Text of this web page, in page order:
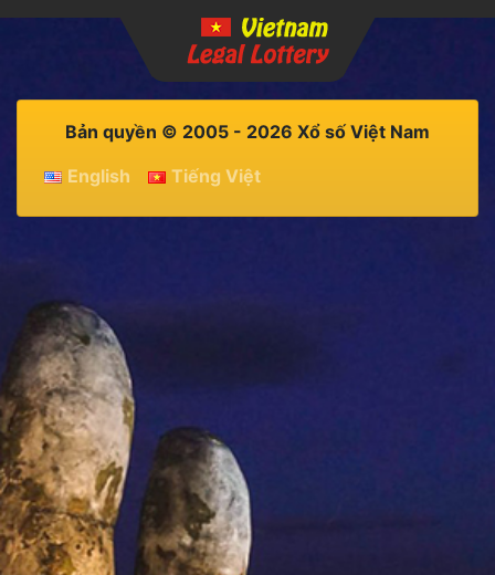
Bản quyền © 2005 - 2026 Xổ số Việt Nam
English
Tiếng Việt